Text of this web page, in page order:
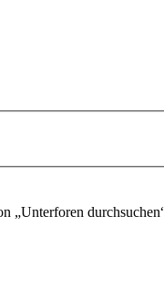
„Unterforen